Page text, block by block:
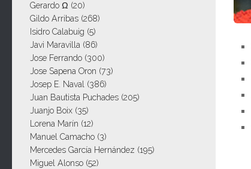
Gerardo Ω (20)
Gildo Arribas (268)
Isidro Calabuig (5)
Javi Maravilla (86)
Jose Ferrando (300)
Jose Sapena Oron (73)
Josep E. Naval (386)
Juan Bautista Puchades (205)
Juanjo Boix (35)
Lorena Marín (12)
Manuel Camacho (3)
Mercedes García Hernández (195)
Miguel Alonso (52)